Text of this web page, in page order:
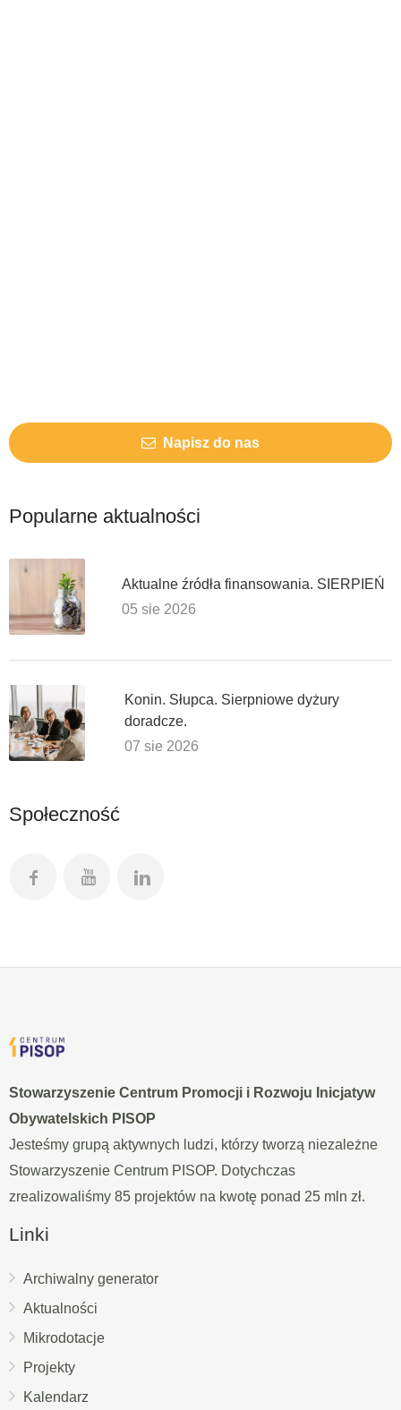
Napisz do nas
Popularne aktualności
Aktualne źródła finansowania. SIERPIEŃ
05 sie 2026
Konin. Słupca. Sierpniowe dyżury
doradcze.
07 sie 2026
Społeczność
Stowarzyszenie Centrum Promocji i Rozwoju Inicjatyw
Obywatelskich PISOP
Jesteśmy grupą aktywnych ludzi, którzy tworzą niezależne
Stowarzyszenie Centrum PISOP. Dotychczas
zrealizowaliśmy 85 projektów na kwotę ponad 25 mln zł.
Linki
Archiwalny generator
Aktualności
Mikrodotacje
Projekty
Kalendarz